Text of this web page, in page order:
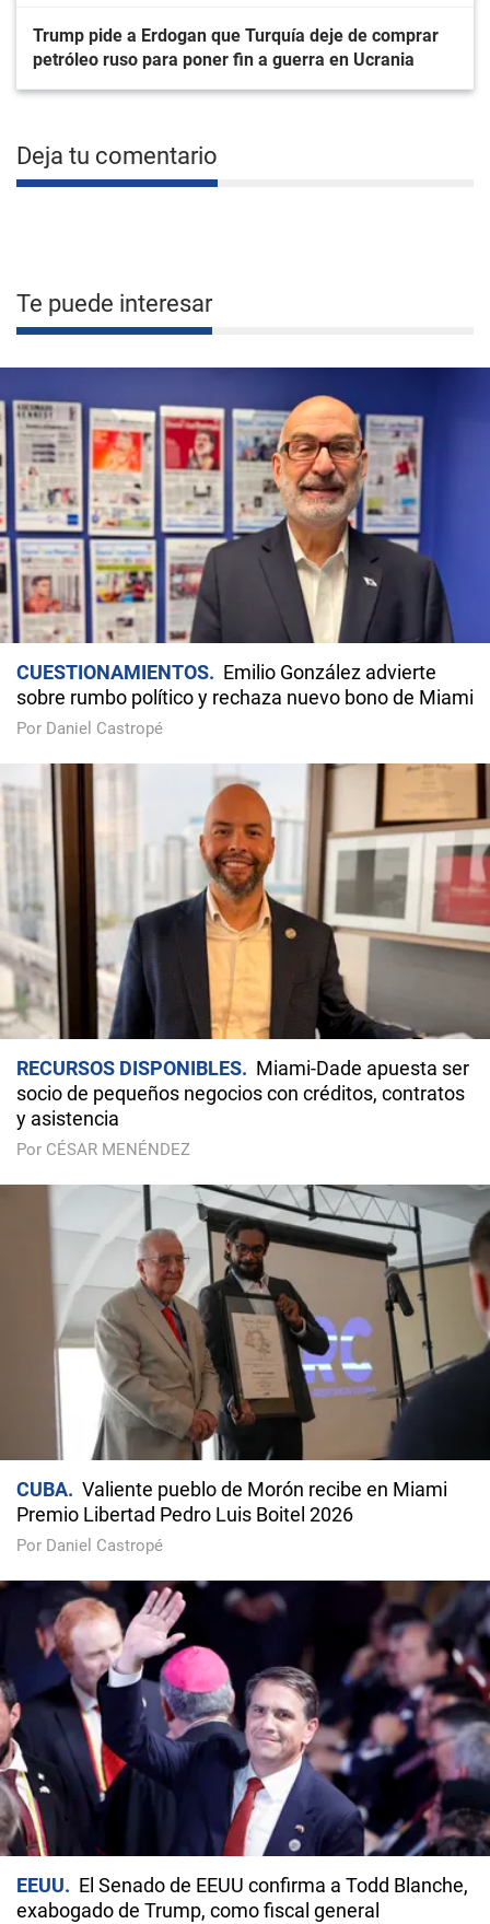
Trump pide a Erdogan que Turquía deje de comprar
petróleo ruso para poner fin a guerra en Ucrania
Deja tu comentario
Te puede interesar
CUESTIONAMIENTOS
Emilio González advierte
sobre rumbo político y rechaza nuevo bono de Miami
Por Daniel Castropé
RECURSOS DISPONIBLES
Miami-Dade apuesta ser
socio de pequeños negocios con créditos, contratos
y asistencia
Por CÉSAR MENÉNDEZ
CUBA
Valiente pueblo de Morón recibe en Miami
Premio Libertad Pedro Luis Boitel 2026
Por Daniel Castropé
EEUU
El Senado de EEUU confirma a Todd Blanche,
exabogado de Trump, como fiscal general